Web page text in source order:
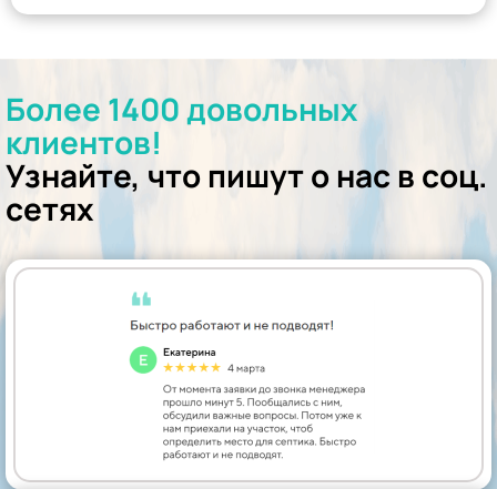
Более 1400 довольных
клиентов!
Узнайте, что пишут о нас в соц.
сетях